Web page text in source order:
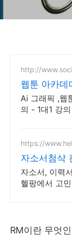
http://
웹툰 아카데
Ai 그래픽 ,웹
의 - 1대1 강
https://
자소서첨삭
자소서, 이력
헬팡에서 고
RM이란 무엇